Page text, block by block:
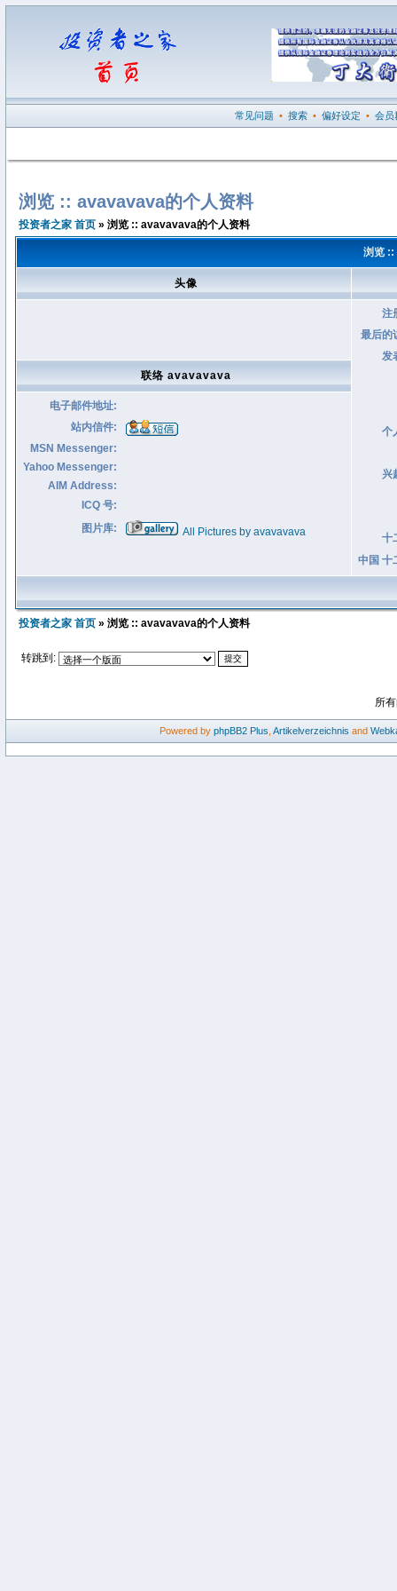
常见问题 • 搜索 • 偏好设定 • 会员
浏览 :: avavavava的个人资料
投资者之家 首页 » 浏览 :: avavavava的个人资料
浏览 ::
头像
注
最后的
发
个
兴
十
中国 十
联络 avavavava
电子邮件地址:
站内信件:
MSN Messenger:
Yahoo Messenger:
AIM Address:
ICQ 号:
图片库:
All Pictures by avavavava
投资者之家 首页 » 浏览 :: avavavava的个人资料
转跳到:
所
Powered by phpBB2 Plus Artikelverzeichnis and